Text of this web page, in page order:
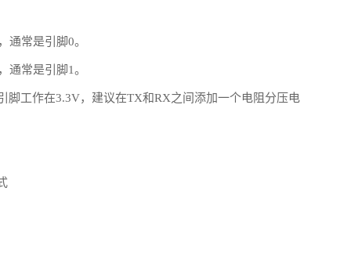
通常是引脚0。
通常是引脚1。
脚工作在3.3V，建议在TX和RX之间添加一个电阻分压电